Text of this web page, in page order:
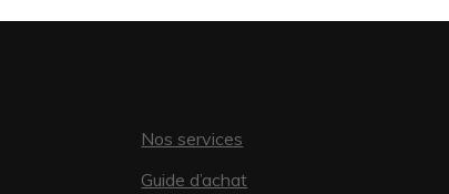
Nos services
Guide d’achat